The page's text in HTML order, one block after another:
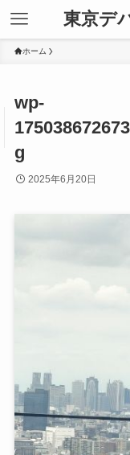
東京デ
ホーム
wp-
g
2025年6月20日